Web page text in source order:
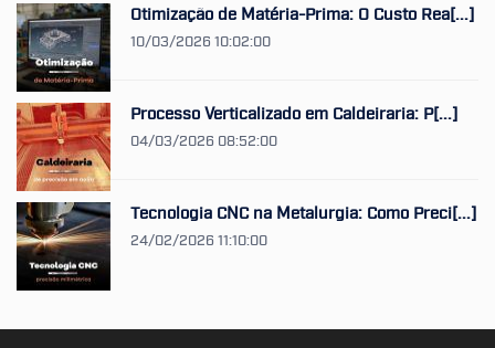
Otimização de Matéria-Prima: O Custo Rea[...]
10/03/2026 10:02:00
Processo Verticalizado em Caldeiraria: P[...]
04/03/2026 08:52:00
Tecnologia CNC na Metalurgia: Como Preci[...]
24/02/2026 11:10:00